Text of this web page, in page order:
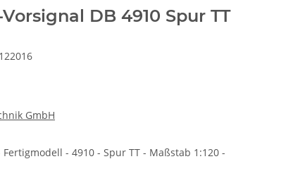
DB 4910 Spur TT
GmbH
Fertigmodell - 4910 - Spur TT - Maßstab 1:120 -